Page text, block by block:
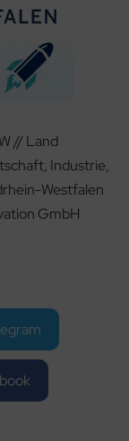
// Land
Industrie,
Westfalen
GmbH